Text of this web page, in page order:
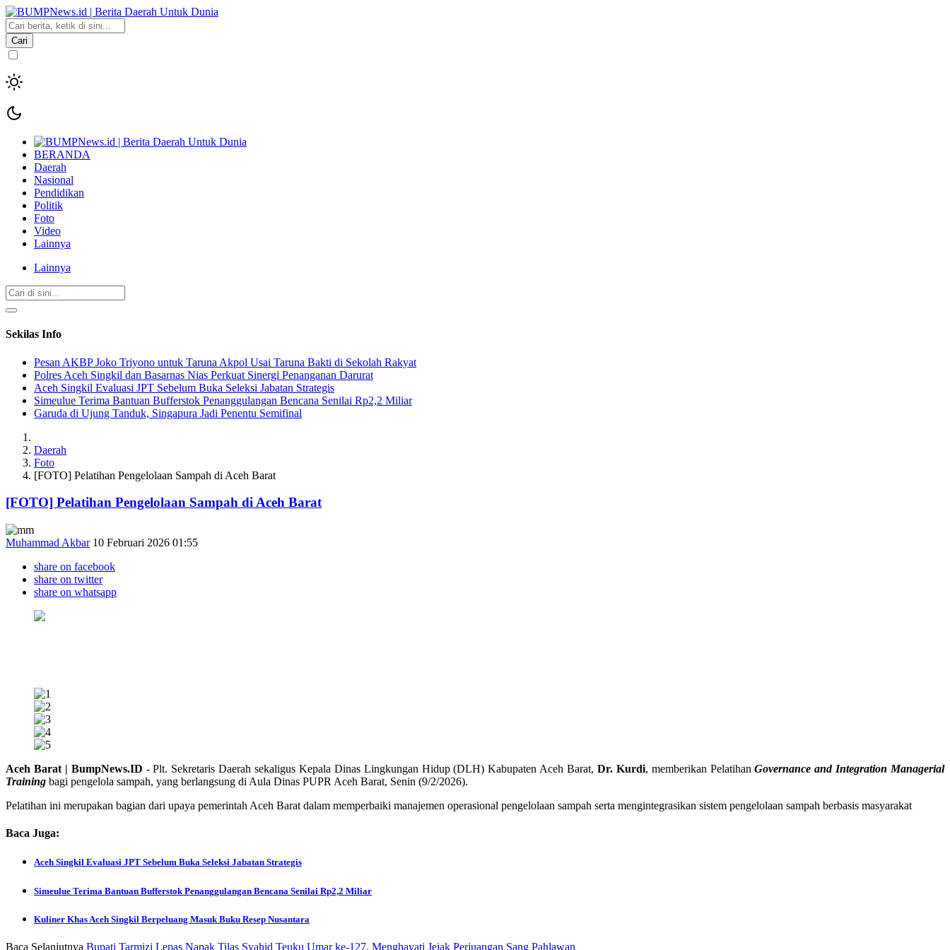
Cari
BERANDA
Daerah
Nasional
Pendidikan
Politik
Foto
Video
Lainnya
Lainnya
Sekilas Info
Pesan AKBP Joko Triyono untuk Taruna Akpol Usai Taruna Bakti di Sekolah Rakyat
Polres Aceh Singkil dan Basarnas Nias Perkuat Sinergi Penanganan Darurat
Aceh Singkil Evaluasi JPT Sebelum Buka Seleksi Jabatan Strategis
Simeulue Terima Bantuan Bufferstok Penanggulangan Bencana Senilai Rp2,2 Miliar
Garuda di Ujung Tanduk, Singapura Jadi Penentu Semifinal
Daerah
Foto
[FOTO] Pelatihan Pengelolaan Sampah di Aceh Barat
[FOTO] Pelatihan Pengelolaan Sampah di Aceh Barat
Muhammad Akbar 10 Februari 2026 01:55
share on facebook
share on twitter
share on whatsapp
Aceh Barat | BumpNews.ID - Plt. Sekretaris Daerah sekaligus Kepala Dinas Lingkungan Hidup (DLH) Kabupaten Aceh Barat, Dr. Kurdi, memberikan PelatihanGovernance and Integration Managerial
Training bagi pengelola sampah, yang berlangsung di Aula Dinas PUPR Aceh Barat, Senin (9/2/2026).
Pelatihan ini merupakan bagian dari upaya pemerintah Aceh Barat dalam memperbaiki manajemen operasional pengelolaan sampah serta mengintegrasikan sistem pengelolaan sampah berbasis masyarakat
Baca Juga:
Aceh Singkil Evaluasi JPT Sebelum Buka Seleksi Jabatan Strategis
Simeulue Terima Bantuan Bufferstok Penanggulangan Bencana Senilai Rp2,2 Miliar
Kuliner Khas Aceh Singkil Berpeluang Masuk Buku Resep Nusantara
Baca Selanjutnya Bupati Tarmizi Lepas Napak Tilas Syahid Teuku Umar ke-127, Menghayati Jejak Perjuangan Sang Pahlawan